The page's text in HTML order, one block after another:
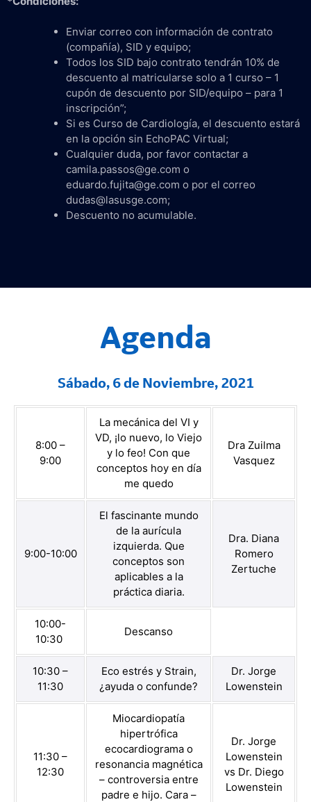
Enviar correo con información de contrato
(compañía), SID y equipo;
Todos los SID bajo contrato tendrán 10% de
descuento al matricularse solo a 1 curso – 1
cupón de descuento por SID/equipo – para 1
inscripción”;
Si es Curso de Cardiología, el descuento estará
en la opción sin EchoPAC Virtual;
Cualquier duda, por favor contactar a
camila.passos@ge.com o
eduardo.fujita@ge.com o por el correo
dudas@lasusge.com;
Descuento no acumulable.
Agenda
Sábado, 6 de Noviembre, 2021
8:00 –
9:00
La mecánica del VI y
VD, ¡lo nuevo, lo Viejo
y lo feo! Con que
conceptos hoy en día
me quedo
Dra Zuilma
Vasquez
9:00-10:00
El fascinante mundo
de la aurícula
izquierda. Que
conceptos son
aplicables a la
práctica diaria.
Dra. Diana
Romero
Zertuche
10:00-
10:30
Descanso
10:30 –
11:30
Eco estrés y Strain,
¿ayuda o confunde?
Dr. Jorge
Lowenstein
11:30 –
12:30
Miocardiopatía
hipertrófica
ecocardiograma o
resonancia magnética
– controversia entre
padre e hijo. Cara –
Dr. Jorge
Lowenstein
vs Dr. Diego
Lowenstein